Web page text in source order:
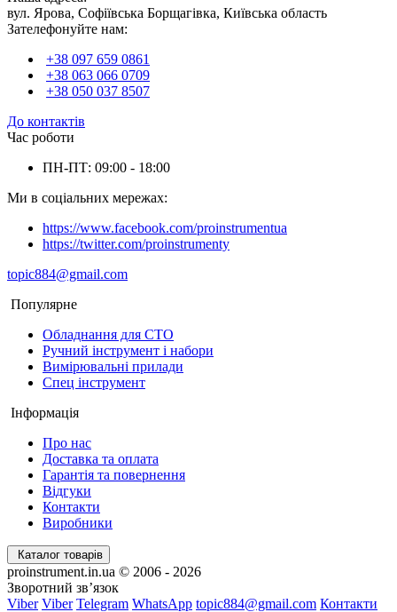
вул. Ярова, Софіївська Борщагівка, Київська область
Зателефонуйте нам:
+38 097 659 0861
+38 063 066 0709
+38 050 037 8507
До контактів
Час роботи
ПН-ПТ: 09:00 - 18:00
Ми в соціальних мережах:
https://www.facebook.com/proinstrumentua
https://twitter.com/proinstrumenty
topic884@gmail.com
Популярне
Обладнання для СТО
Ручний інструмент і набори
Вимірювальні прилади
Спец інструмент
Інформація
Про нас
Доставка та оплата
Гарантія та повернення
Відгуки
Контакти
Виробники
Каталог товарів
proinstrument.in.ua © 2006 - 2026
Зворотний зв’язок
Viber Viber Telegram WhatsApp topic884@gmail.com Контакти